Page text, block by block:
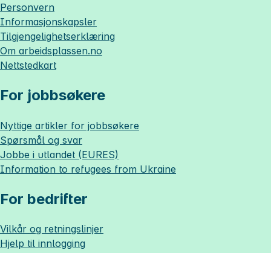
Personvern
Informasjonskapsler
Tilgjengelighetserklæring
Om arbeidsplassen.no
Nettstedkart
For jobbsøkere
Nyttige artikler for jobbsøkere
Spørsmål og svar
Jobbe i utlandet (EURES)
Information to refugees from Ukraine
For bedrifter
Vilkår og retningslinjer
Hjelp til innlogging